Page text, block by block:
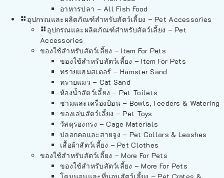
อาหารปลา – All Fish Food
อุปกรณและผลิตภัณฑ์สำหรับสัตว์เลี้ยง – Pet Accessories
อุปกรณและผลิตภัณฑ์สำหรับสัตว์เลี้ยง – Pet
Accessories
ของใช้สำหรับสัตว์เลี้ยง – Item For Pets
ของใช้สำหรับสัตว์เลี้ยง – Item For Pets
ทรายแฮมสเตอร์ – Hamster Sand
ทรายแมว – Cat Sand
ห้องน้ำสัตว์เลี้ยง – Pet Toilets
ชามและเครื่องป้อน – Bowls, Feeders & Watering
ของเล่นสัตว์เลี้ยง – Pet Toys
วัสดุรองกรง – Cage Materials
ปลอกคอและสายจูง – Pet Collars & Leashes
เสื้อผ้าสัตว์เลี้ยง – Pet Clothes
ของใช้สำหรับสัตว์เลี้ยง – More For Pets
ของใช้สำหรับสัตว์เลี้ยง – More For Pets